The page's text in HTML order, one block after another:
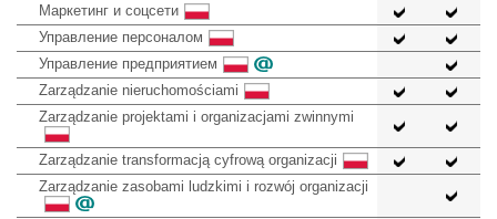
Маркетинг и соцсети
Управление персоналом
Управление предприятием
Zarządzanie nieruchomościami
Zarządzanie projektami i organizacjami zwinnymi
Zarządzanie transformacją cyfrową organizacji
Zarządzanie zasobami ludzkimi i rozwój organizacji